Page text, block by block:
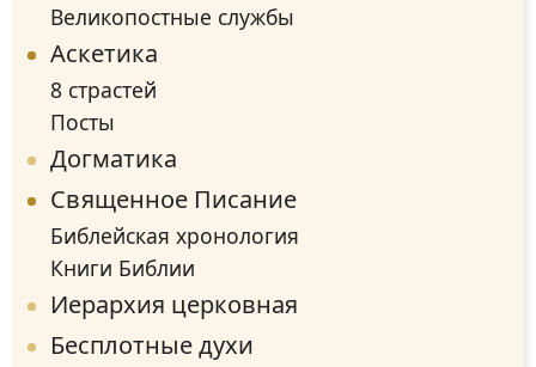
Великопостные службы
Аскетика
8 страстей
Посты
Догматика
Священное Писание
Библейская хронология
Книги Библии
Иерархия церковная
Бесплотные духи